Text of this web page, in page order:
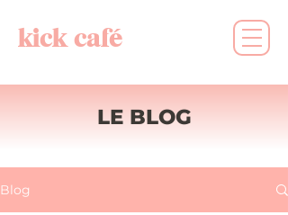
kick café
LE BLOG
Blog